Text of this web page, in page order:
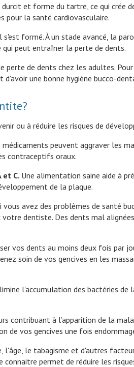
et forme du tartre, ce qui crée
pour la santé cardiovasculaire.
formé. À un stade avancé, la
qui peut entraîner la perte de dents.
perte de dents chez les adultes.
une bonne hygiène bucco-
ou à réduire les risques de
médicaments peuvent aggraver les
contraceptifs oraux.
C. Une alimentation saine aide à
de la plaque.
vous avez des problèmes de santé
dentiste. Des dents mal
vos dents au moins deux fois par
soin de vos gencives en les
l'accumulation des bactéries
contribuant à l’apparition de la
de vos gencives une fois
l'âge, le tabagisme et d'autres
permet de réduire les